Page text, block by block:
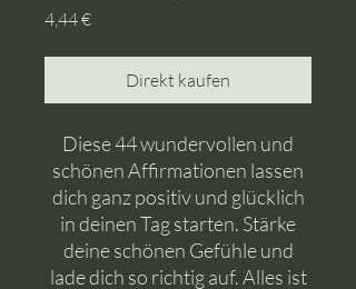
4,44 €Preis
Direkt kaufen
Diese 44 wundervollen und
schönen Affirmationen lassen
dich ganz positiv und glücklich
in deinen Tag starten. Stärke
deine schönen Gefühle und
lade dich so richtig auf. Alles ist